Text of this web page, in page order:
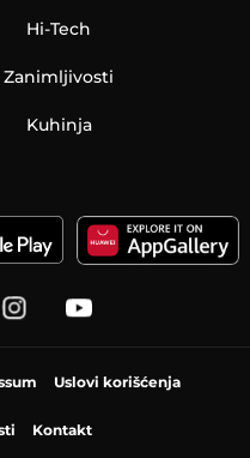
Hi-Tech
Zanimljivosti
Kuhinja
Uslovi korišćenja
Kontakt